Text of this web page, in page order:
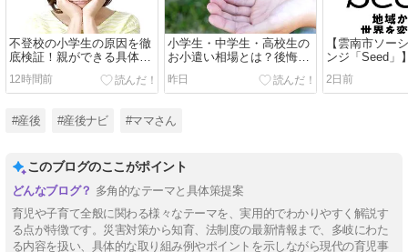
不登校の小学生の原因を徹
底検証！親ができる具体的
な対応策
12時間前
小学生・中学生・高校生の
お小遣い相場とは？後悔し
ない家庭のルールと失敗談
昨日
【雲南市ソー
ンジ「Seed」
から「次の
る新たな起業
2日前
#産後 #産後ナビ #ママさん
このブログのここがポイント
多角的なテーマと具体策提案
育児や子育て全般に関わる様々なテーマを、実用的でわかりやすく解説す
る点が特徴です。災害対策から知育、法制度の最新情報まで、多岐にわた
る内容を扱い、具体的な取り組み例やポイントを示しながら現代の育児事